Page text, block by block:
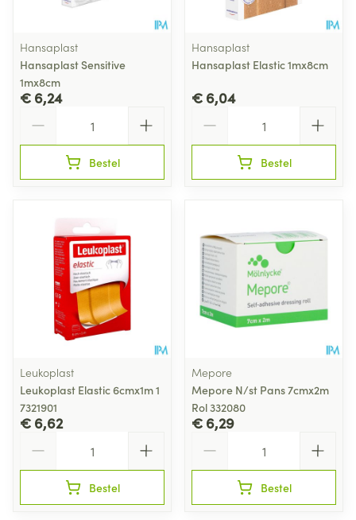
Hansaplast
Hansaplast Sensitive
1mx8cm
€ 6,24
Bestel
Hansaplast
Hansaplast Elastic 1mx8cm
€ 6,04
Bestel
Leukoplast
Leukoplast Elastic 6cmx1m 1
7321901
€ 6,62
Bestel
Mepore
Mepore N/st Pans 7cmx2m
Rol 332080
€ 6,29
Bestel